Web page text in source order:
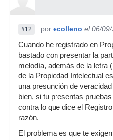
#12 por ecolleno el 06/
Cuando he registrado en
bastado con presentar la
melodía, además de la letra
de la Propiedad Intelectual
una presunción de
bien, si tu presentas
contra lo que dice el
razón.
El problema es que te